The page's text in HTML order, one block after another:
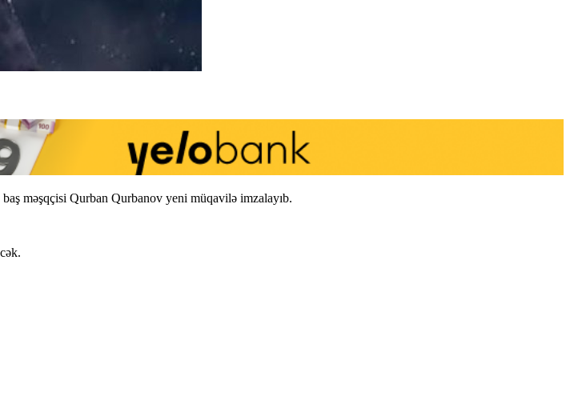
məşqçisi Qurban Qurbanov yeni müqavilə imzalayıb.